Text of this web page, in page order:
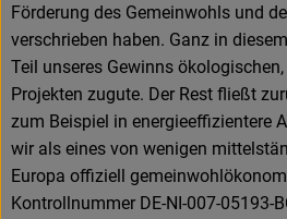
Förderung des Gemeinwohls und
verschrieben haben. Ganz in
Teil unseres Gewinns
Projekten zugute. Der Rest fließt
zum Beispiel in energieeffizientere
wir als eines von wenigen
Europa offiziell
Kontrollnummer DE-NI-007-05193-